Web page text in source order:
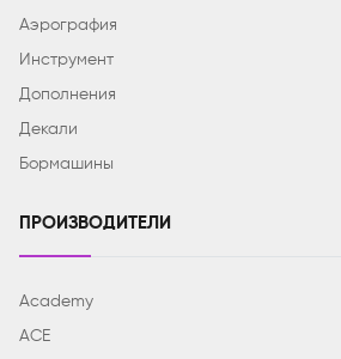
Аэрография
Инструмент
Дополнения
Декали
Бормашины
ПРОИЗВОДИТЕЛИ
Academy
ACE